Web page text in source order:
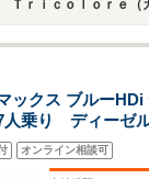
ｒｉｃｏｌｏｒｅ（ガ
クス ブルーHDi
乗り ディーゼ
プルカープレイ
ルーズコントロ
オンライン相談可